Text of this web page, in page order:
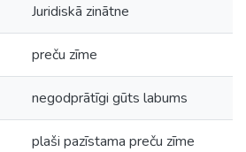
Juridiskā zinātne
preču zīme
negodprātīgi gūts labums
plaši pazīstama preču zīme